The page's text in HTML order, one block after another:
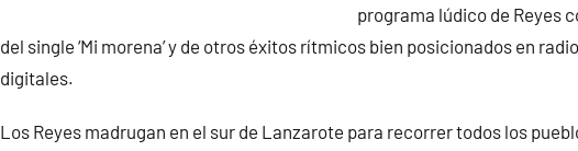
programa lúdico de Reyes
del single ‘Mi morena’ y de otros éxitos rítmicos bien posicionados en
digitales.
Los Reyes madrugan en el sur de Lanzarote para recorrer todos los